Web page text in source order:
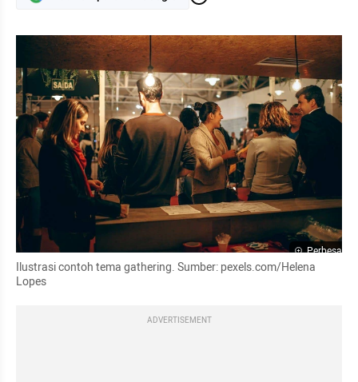
Perbesar
Ilustrasi contoh tema gathering. Sumber: pexels.com/Helena
Lopes
ADVERTISEMENT